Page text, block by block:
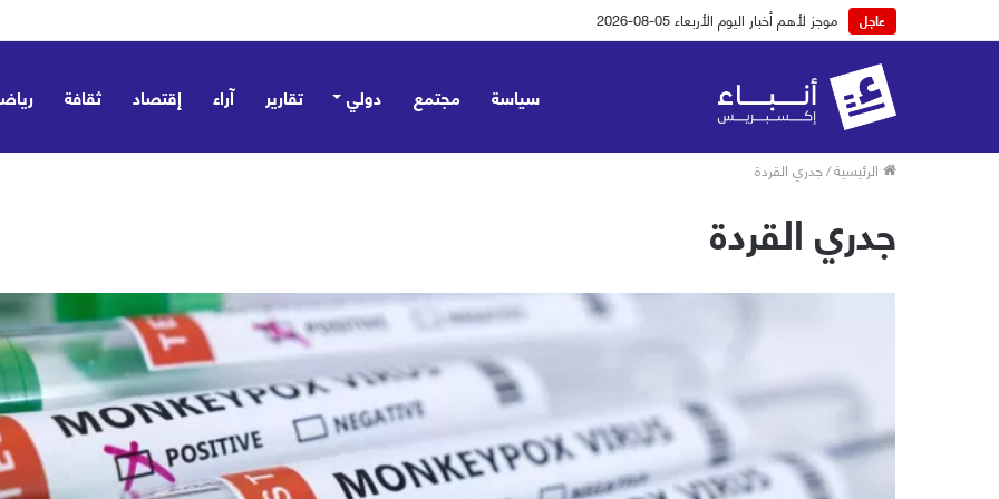
عاجل موجز لأهم أخبار اليوم الأربعاء 05-08-2026
سياسة مجتمع دولي تقارير آراء إقتصاد ثقافة
الرئيسية/جدري القردة
جدري القردة